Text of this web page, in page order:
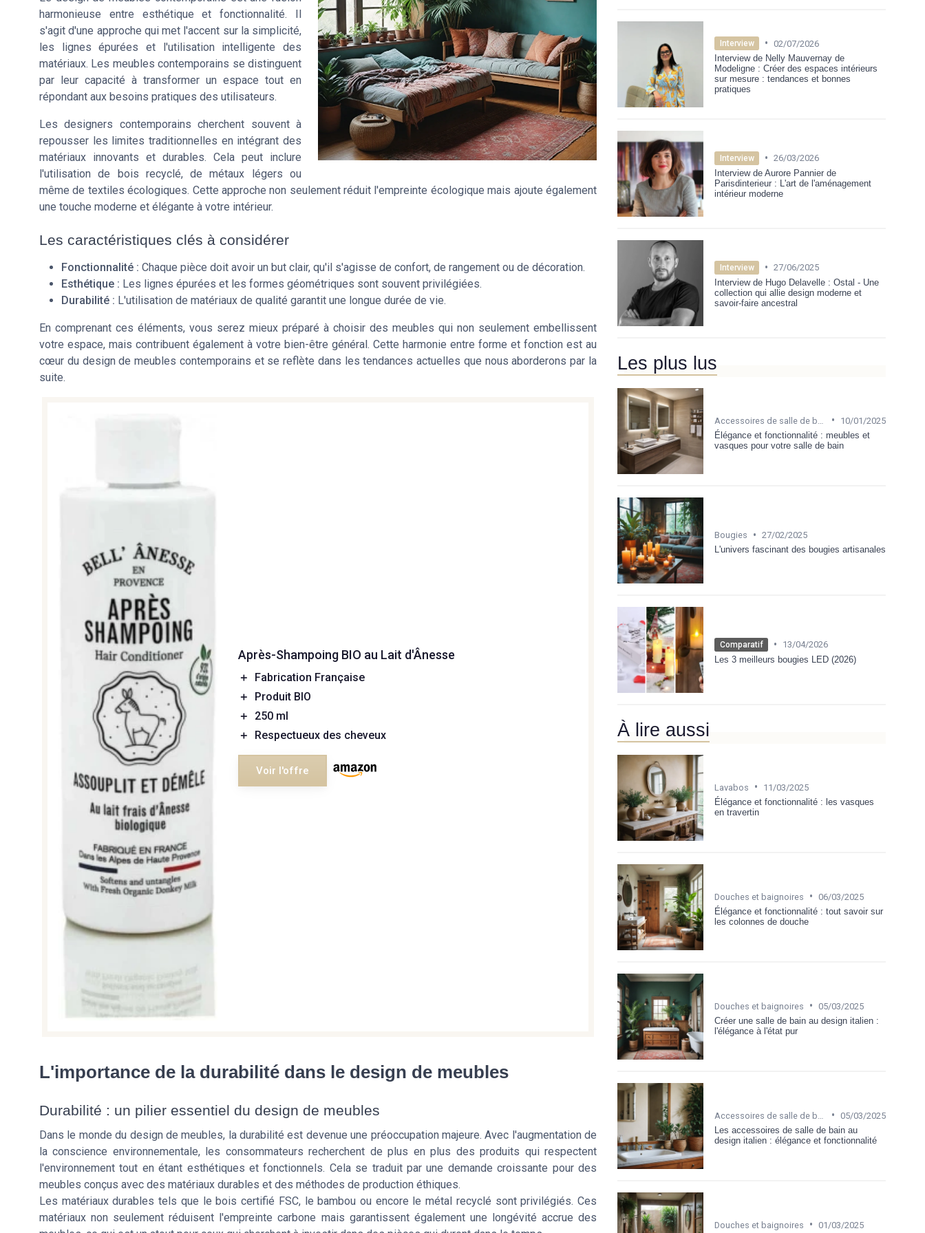
harmonieuse entre esthétique et fonctionnalité. Il
s'agit d'une approche qui met l'accent sur la simplicité,
les lignes épurées et l'utilisation intelligente des
matériaux. Les meubles contemporains se distinguent
par leur capacité à transformer un espace tout en
répondant aux besoins pratiques des utilisateurs.
Les designers contemporains cherchent souvent à
repousser les limites traditionnelles en intégrant des
matériaux innovants et durables. Cela peut inclure
l'utilisation de bois recyclé, de métaux légers ou
même de textiles écologiques. Cette approche non seulement réduit l'empreinte écologique mais ajoute également
une touche moderne et élégante à votre intérieur.
Les caractéristiques clés à considérer
Fonctionnalité : Chaque pièce doit avoir un but clair, qu'il s'agisse de confort, de rangement ou de décoration.
Esthétique : Les lignes épurées et les formes géométriques sont souvent privilégiées.
Durabilité : L'utilisation de matériaux de qualité garantit une longue durée de vie.
En comprenant ces éléments, vous serez mieux préparé à choisir des meubles qui non seulement embellissent
votre espace, mais contribuent également à votre bien-être général. Cette harmonie entre forme et fonction est au
cœur du design de meubles contemporains et se reflète dans les tendances actuelles que nous aborderons par la
suite.
Après-Shampoing BIO au Lait d'Ânesse
＋
Fabrication Française
＋
Produit BIO
＋
250 ml
＋
Respectueux des cheveux
Voir l'offre
L'importance de la durabilité dans le design de meubles
Durabilité : un pilier essentiel du design de meubles
Dans le monde du design de meubles, la durabilité est devenue une préoccupation majeure. Avec l'augmentation de
la conscience environnementale, les consommateurs recherchent de plus en plus des produits qui respectent
l'environnement tout en étant esthétiques et fonctionnels. Cela se traduit par une demande croissante pour des
meubles conçus avec des matériaux durables et des méthodes de production éthiques.
Les matériaux durables tels que le bois certifié FSC, le bambou ou encore le métal recyclé sont privilégiés. Ces
matériaux non seulement réduisent l'empreinte carbone mais garantissent également une longévité accrue des
Interview • 02/07/2026
Interview de Nelly Mauvernay de
Modeligne : Créer des espaces intérieurs
sur mesure : tendances et bonnes
pratiques
Interview • 26/03/2026
Interview de Aurore Pannier de
Parisdinterieur : L'art de l'aménagement
intérieur moderne
Interview • 27/06/2025
Interview de Hugo Delavelle : Ostal - Une
collection qui allie design moderne et
savoir-faire ancestral
Les plus lus
•
10/01/2025
Élégance et fonctionnalité : meubles et
vasques pour votre salle de bain
Bougies • 27/02/2025
L'univers fascinant des bougies artisanales
Comparatif •
13/04/2026
Les 3 meilleurs bougies LED (2026)
À lire aussi
Lavabos •
11/03/2025
Élégance et fonctionnalité : les vasques
en travertin
Douches et baignoires • 06/03/2025
Élégance et fonctionnalité : tout savoir sur
les colonnes de douche
Douches et baignoires • 05/03/2025
Créer une salle de bain au design italien :
l'élégance à l'état pur
• 05/03/2025
Les accessoires de salle de bain au
design italien : élégance et fonctionnalité
Douches et baignoires • 01/03/2025